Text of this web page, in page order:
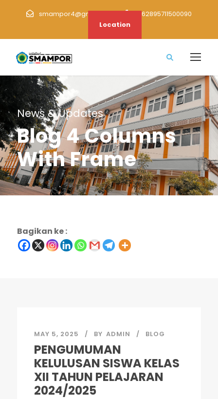
smampor4@gmail.com
+62895711500090
Location
News & Updates
Blog 4 Columns
With Frame
Bagikan ke :
MAY 5, 2025 BY ADMIN BLOG
PENGUMUMAN
KELULUSAN SISWA KELAS
XII TAHUN PELAJARAN
2024/2025